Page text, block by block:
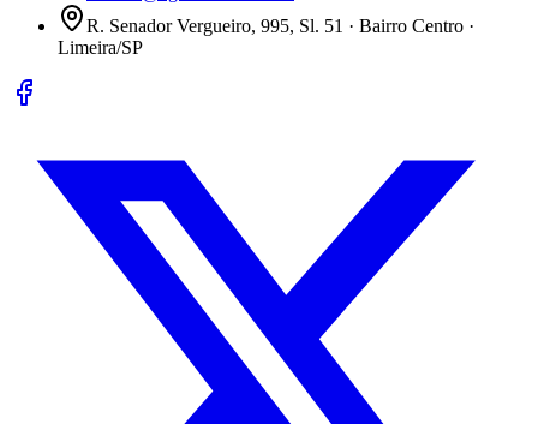
R. Senador Vergueiro, 995, Sl. 51 · Bairro Centro ·
Limeira/SP